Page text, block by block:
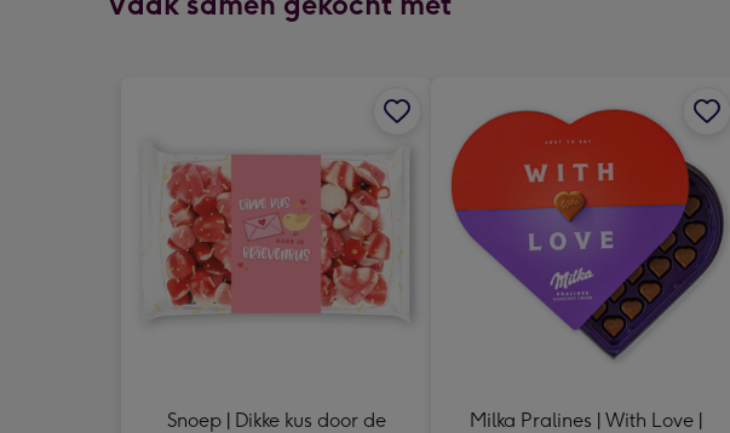
Snoep | Dikke kus door de
Milka Pralines | With Love |